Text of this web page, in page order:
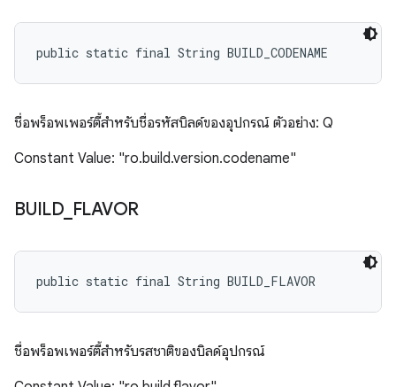
public static final String BUILD_CODENAME
ชื่อพร็อพเพอร์ตี้สำหรับชื่อรหัสบิลด์ของอุปกรณ์ ตัวอย่าง: Q
Constant Value: "ro.build.version.codename"
BUILD_ FLAVOR
public static final String BUILD_FLAVOR
ชื่อพร็อพเพอร์ตี้สำหรับรสชาติของบิลด์อุปกรณ์